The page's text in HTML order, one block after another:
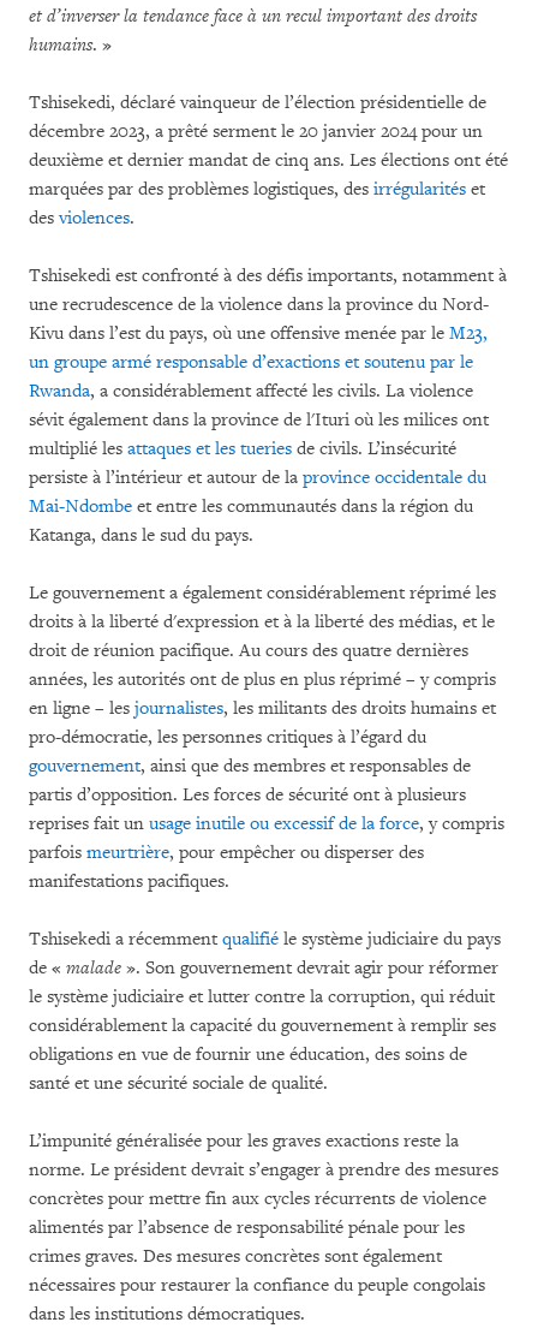
et d’inverser la tendance face à un recul important des droits
humains. »
Tshisekedi, déclaré vainqueur de l’élection présidentielle de
décembre 2023, a prêté serment le 20 janvier 2024 pour un
deuxième et dernier mandat de cinq ans. Les élections ont été
marquées par des problèmes logistiques, des irrégularités et
desviolences.
Tshisekedi est confronté à des défis importants, notamment à
une recrudescence de la violence dans la province du Nord-
Kivu dans l’est du pays, où une offensive menée par le M23,
un groupe armé responsable d’exactions et soutenu par le
Rwanda, a considérablement affecté les civils. La violence
sévit également dans la province de l'Ituri où les milices ont
multiplié les attaques et les tueries de civils. L’insécurité
persiste à l’intérieur et autour de la province occidentale du
Mai-Ndombe et entre les communautés dans la région du
Katanga, dans le sud du pays.
Le gouvernement a également considérablement réprimé les
droits à la liberté d'expression et à la liberté des médias, et le
droit de réunion pacifique. Au cours des quatre dernières
années, les autorités ont de plus en plus réprimé – y compris
en ligne – les journalistes, les militants des droits humains et
pro-démocratie, les personnes critiques à l’égard du
gouvernement, ainsi que des membres et responsables de
partis d’opposition. Les forces de sécurité ont à plusieurs
reprises fait un usage inutile ou excessif de la force, y compris
parfois meurtrière, pour empêcher ou disperser des
manifestations pacifiques.
Tshisekedi a récemment qualifié le système judiciaire du pays
de « malade ». Son gouvernement devrait agir pour réformer
le système judiciaire et lutter contre la corruption, qui réduit
considérablement la capacité du gouvernement à remplir ses
obligations en vue de fournir une éducation, des soins de
santé et une sécurité sociale de qualité.
L’impunité généralisée pour les graves exactions reste la
norme. Le président devrait s’engager à prendre des mesures
concrètes pour mettre fin aux cycles récurrents de violence
alimentés par l’absence de responsabilité pénale pour les
crimes graves. Des mesures concrètes sont également
nécessaires pour restaurer la confiance du peuple congolais
dans les institutions démocratiques.